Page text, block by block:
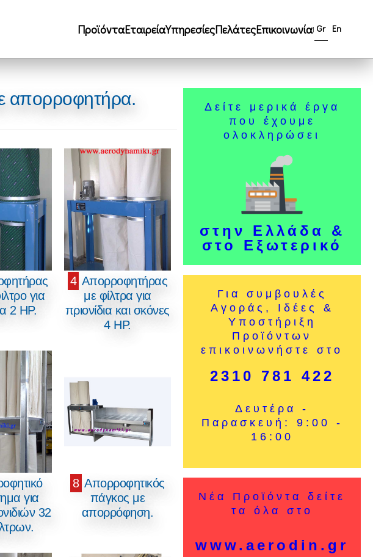
ΠροϊόνταΕταιρείαΥπηρεσίεςΠελάτεςΕπικοινωνία| Gr En
απορροφητήρα.
για
2 ΗΡ.
4 Απορροφητήρας
με φίλτρα για
πριονίδια και σκόνες
4 ΗΡ.
για
32
8 Απορροφητικός
πάγκος με
απορρόφηση.
Δείτε μερικά έργα
που έχουμε
ολοκληρώσει
στην Ελλάδα &
στο Εξωτερικό
Για συμβουλές
Αγοράς, Ιδέες &
Υποστήριξη
Προϊόντων
επικοινωνήστε στο
2310 781 422
Δευτέρα -
Παρασκευή: 9:00 -
16:00
Νέα Προϊόντα δείτε
τα όλα στο
www.aerodin.gr